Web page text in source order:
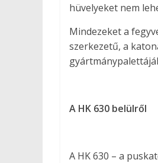
hüvelyeket nem
Mindezeket a
szerkezetű, a
A HK 630 belülről
A HK 630 – a